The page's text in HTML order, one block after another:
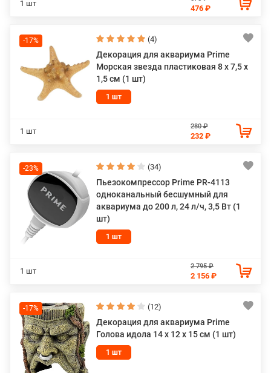
1 шт 476 ₽
-17% (4)
Декорация для аквариума Prime
Морская звезда пластиковая 8 х 7,5 х
1,5 см (1 шт)
1 шт
1 шт
280 ₽
232 ₽
-23% (34)
Пьезокомпрессор Prime PR-4113
одноканальный бесшумный для
аквариума до 200 л, 24 л/ч, 3,5 Вт (1
шт)
1 шт
1 шт
2 795 ₽
2 156 ₽
-17% (12)
Декорация для аквариума Prime
Голова идола 14 х 12 х 15 см (1 шт)
1 шт